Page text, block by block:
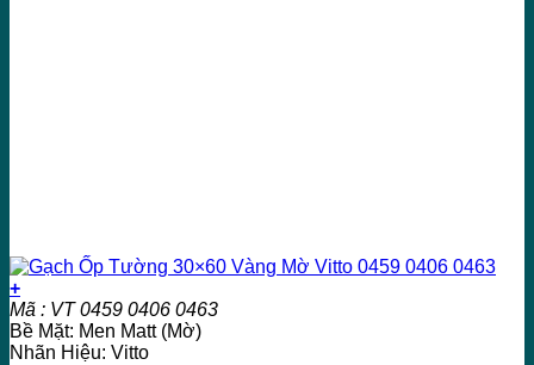
+
Mã : VT 0459 0406 0463
Bề Mặt: Men Matt (Mờ)
Nhãn Hiệu: Vitto